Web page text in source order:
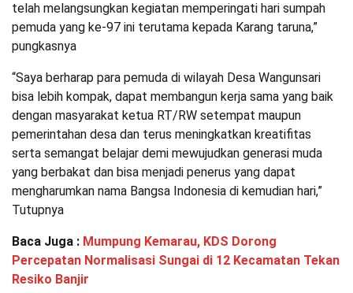
telah melangsungkan kegiatan memperingati hari sumpah
pemuda yang ke-97 ini terutama kepada Karang taruna,”
pungkasnya
“Saya berharap para pemuda di wilayah Desa Wangunsari
bisa lebih kompak, dapat membangun kerja sama yang baik
dengan masyarakat ketua RT/RW setempat maupun
pemerintahan desa dan terus meningkatkan kreatifitas
serta semangat belajar demi mewujudkan generasi muda
yang berbakat dan bisa menjadi penerus yang dapat
mengharumkan nama Bangsa Indonesia di kemudian hari,”
Tutupnya
Baca Juga : Mumpung Kemarau, KDS Dorong
Percepatan Normalisasi Sungai di 12 Kecamatan Tekan
Resiko Banjir